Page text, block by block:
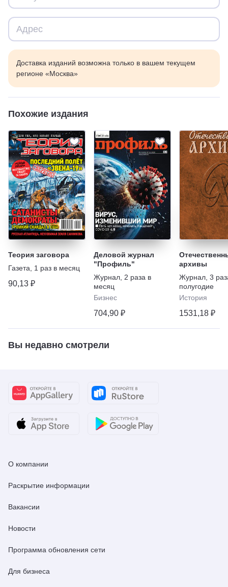
Доставка изданий возможна только в вашем текущем
регионе «Москва»
Похожие издания
Теория заговора
Газета
1 раз в месяц
90,13 ₽
Деловой журнал
"Профиль"
Журнал 2 раза в
месяц
Бизнес
704,90 ₽
архивы
Журнал 3
полугодие
История
1531,18 ₽
Вы недавно смотрели
О компании
Раскрытие информации
Вакансии
Новости
Программа обновления сети
Для бизнеса